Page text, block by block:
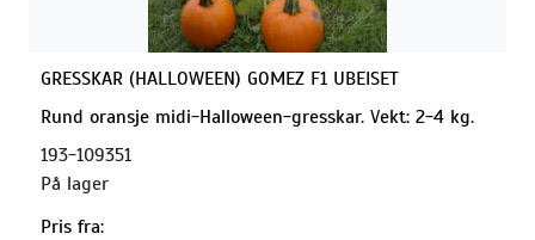
GRESSKAR (HALLOWEEN) GOMEZ F1 UBEISET
Rund oransje midi-Halloween-gresskar. Vekt: 2-4 kg.
193-109351
På lager
Pris fra: